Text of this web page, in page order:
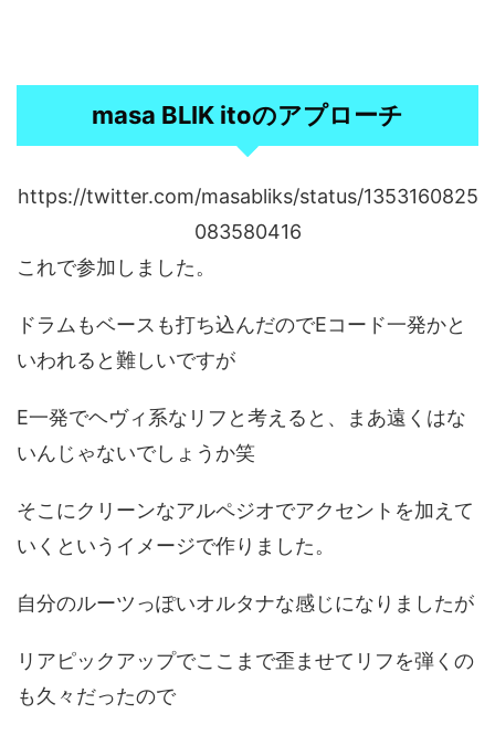
masa BLIK itoのアプローチ
https://twitter.com/masabliks/status/1353160825
083580416
これで参加しました。
ドラムもベースも打ち込んだのでEコード一発かと
いわれると難しいですが
E一発でヘヴィ系なリフと考えると、まあ遠くはな
いんじゃないでしょうか笑
そこにクリーンなアルペジオでアクセントを加えて
いくというイメージで作りました。
自分のルーツっぽいオルタナな感じになりましたが
リアピックアップでここまで歪ませてリフを弾くの
も久々だったので